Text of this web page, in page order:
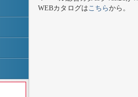
WEBカタログはこちらから。